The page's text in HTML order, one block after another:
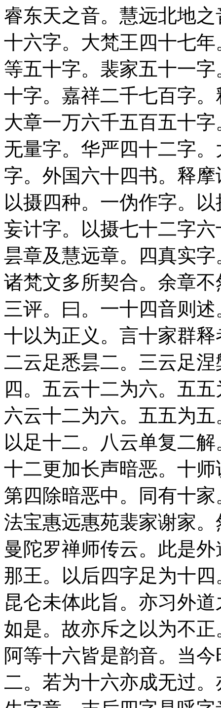
睿东天之音。慧远北地
十六字。大梵王四十七
等五十字。裴家五十一
十字。嘉祥二千七百字
大章一万六千五百五十
无量字。华严四十二字
字。外国六十四书。释
以摄四种。一伪作字。
妄计字。以摄七十二字
昙章及慧远章。四真实
诸梵文多所契合。余章
三评。曰。一十四音则
十以为正义。言十家群
二云足悉昙二。三云足
四。五云十二为六。五
六云十二为六。五五为
以足十二。八云单复二
十二更加长声暗恶。十
第四除暗恶中。同有十
法宝惠远惠苑裴家谢家
曼陀罗禅师传云。此是
那王。以后四字足为十
昆仑未体此旨。亦习外
如是。故亦斥之以为不
阿等十六皆是韵音。当
二。若为十六亦成无过